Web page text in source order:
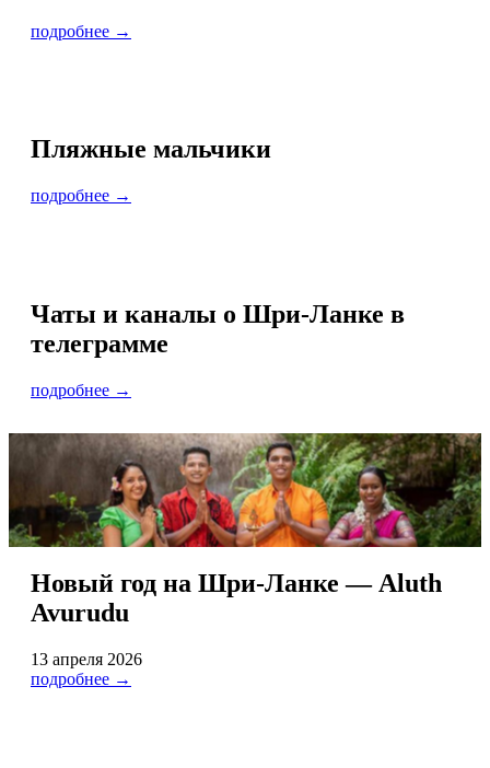
подробнее →
Пляжные мальчики
подробнее →
Чаты и каналы о Шри-Ланке в
телеграмме
подробнее →
Новый год на Шри-Ланке — Aluth
Avurudu
13 апреля 2026
подробнее →